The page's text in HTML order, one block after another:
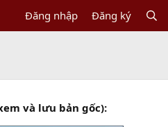
Đăng nhập Đăng ký
và lưu bản gốc):